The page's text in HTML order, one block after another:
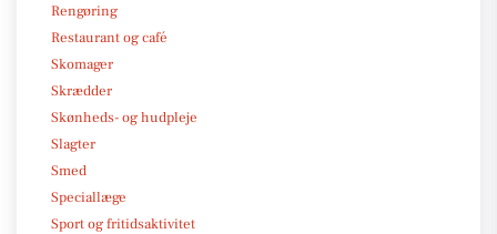
Rengøring
Restaurant og café
Skomager
Skrædder
Skønheds- og hudpleje
Slagter
Smed
Speciallæge
Sport og fritidsaktivitet